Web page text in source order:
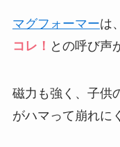
マグフォーマーは、
コレ！ との呼び声
磁力も強く、子供
がハマって崩れに